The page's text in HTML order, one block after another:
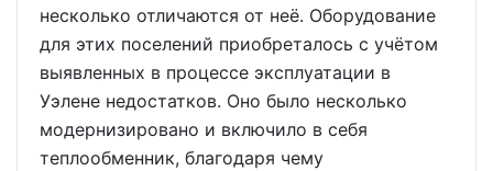
несколько отличаются от неё. Оборудование
для этих поселений приобреталось с учётом
выявленных в процессе эксплуатации в
Уэлене недостатков. Оно было несколько
модернизировано и включило в себя
теплообменник, благодаря чему